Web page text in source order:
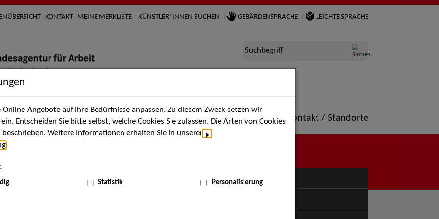
KONTAKT MEINE MERKLISTE | KÜNSTLER*INNEN BUCHEN GEBÄRDENSPRACHE LEICHTE SPRACHE
Suchbegriff
Künstler*innen Über uns Aktuelles Termine Portfolio Kontakt / Standorte
MENÜ
Angebote auf Ihre Bedürfnisse anpassen. Zu diesem Zweck setzen wir
Entscheiden Sie bitte selbst, welche Cookies Sie zulassen. Die Arten von Cookies
Weitere Informationen erhalten Sie in unserer
Statistik Personalisierung